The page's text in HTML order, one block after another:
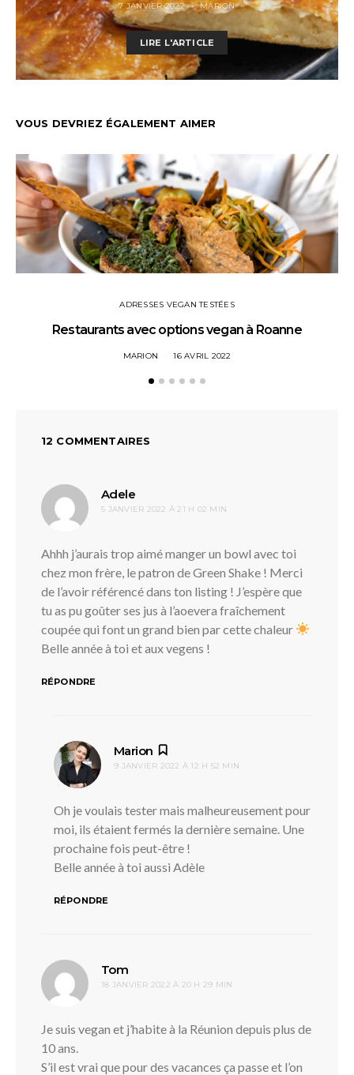
7 JANVIER 2022 MARION
LIRE L'ARTICLE
VOUS DEVRIEZ ÉGALEMENT AIMER
ADRESSES VEGAN TESTÉES
Restaurants avec options vegan à Roanne
MARION 16 AVRIL 2022
12 COMMENTAIRES
Adele
5 JANVIER 2022 À 21 H 02 MIN
Ahhh j’aurais trop aimé manger un bowl avec toi
chez mon frère, le patron de Green Shake ! Merci
de l’avoir référencé dans ton listing ! J’espère que
tu as pu goûter ses jus à l’aoevera fraîchement
coupée qui font un grand bien par cette chaleur
Belle année à toi et aux vegens !
RÉPONDRE
Marion
9 JANVIER 2022 À 12 H 52 MIN
Oh je voulais tester mais malheureusement pour
moi, ils étaient fermés la dernière semaine. Une
prochaine fois peut-être !
Belle année à toi aussi Adèle
RÉPONDRE
Tom
18 JANVIER 2022 À 20 H 29 MIN
Je suis vegan et j’habite à la Réunion depuis plus de
10 ans.
S’il est vrai que pour des vacances ça passe et l’on